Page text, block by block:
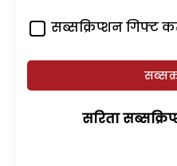
सब्सक्रिप्शन गिफ्ट
सरिता